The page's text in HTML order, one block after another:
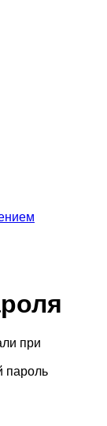
при
пароль